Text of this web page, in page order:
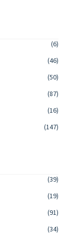
(6)
(46)
(50)
(87)
(16)
(147)
(39)
(19)
(91)
(34)